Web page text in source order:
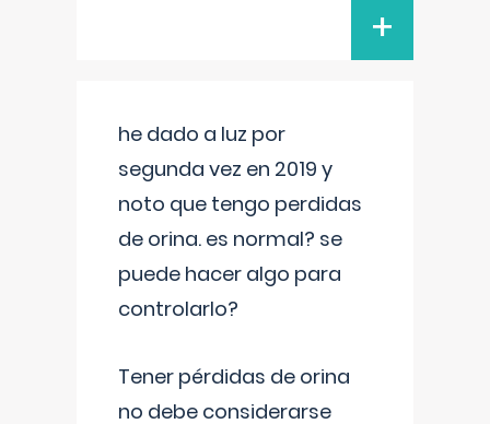
+
he dado a luz por
segunda vez en 2019 y
noto que tengo perdidas
de orina. es normal? se
puede hacer algo para
controlarlo?
Tener pérdidas de orina
no debe considerarse